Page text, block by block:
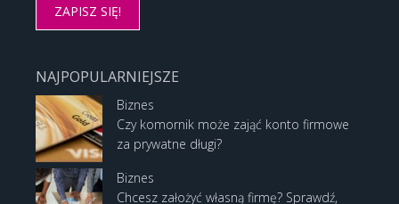
NAJPOPULARNIEJSZE
Biznes
Czy komornik może zająć konto firmowe
za prywatne długi?
Biznes
Chcesz założyć własną firmę? Sprawdź,